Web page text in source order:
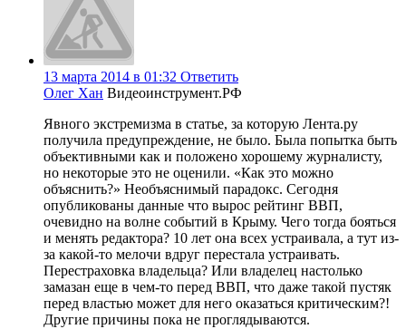
13 марта 2014 в 01:32 Ответить
Олег Хан Видеоинструмент.РФ
Явного экстремизма в статье, за которую Лента.ру
получила предупреждение, не было. Была попытка быть
объективными как и положено хорошему журналисту,
но некоторые это не оценили. «Как это можно
объяснить?» Необъяснимый парадокс. Сегодня
опубликованы данные что вырос рейтинг ВВП,
очевидно на волне событий в Крыму. Чего тогда бояться
и менять редактора? 10 лет она всех устраивала, а тут из-
за какой-то мелочи вдруг перестала устраивать.
Перестраховка владельца? Или владелец настолько
замазан еще в чем-то перед ВВП, что даже такой пустяк
перед властью может для него оказаться критическим?!
Другие причины пока не проглядываются.